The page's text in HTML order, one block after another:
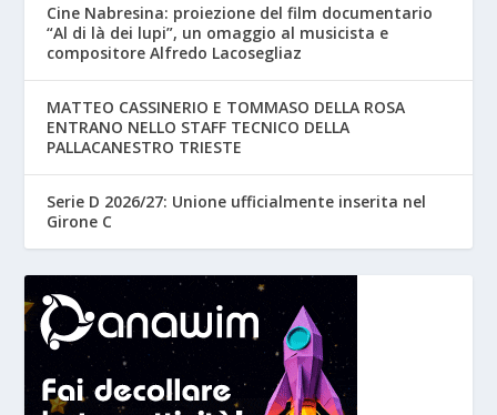
Cine Nabresina: proiezione del film documentario
“Al di là dei lupi”, un omaggio al musicista e
compositore Alfredo Lacosegliaz
MATTEO CASSINERIO E TOMMASO DELLA ROSA
ENTRANO NELLO STAFF TECNICO DELLA
PALLACANESTRO TRIESTE
Serie D 2026/27: Unione ufficialmente inserita nel
Girone C